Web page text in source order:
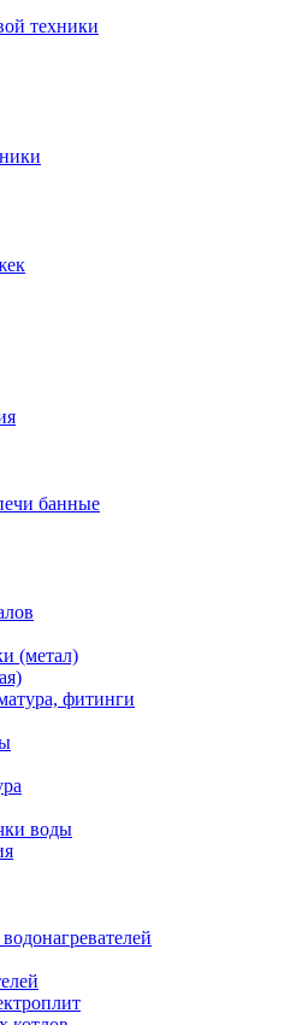
техники
банные
(метал)
фитинги
воды